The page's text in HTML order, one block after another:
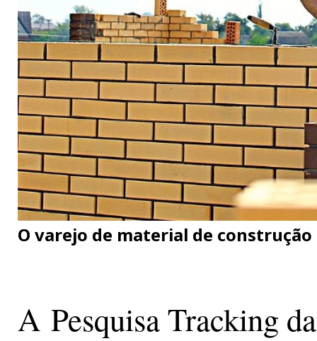
O varejo de material de
A Pesquisa Tracking